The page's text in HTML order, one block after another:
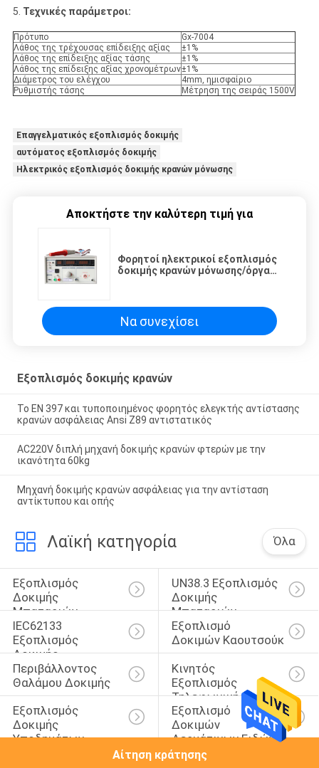
5. Τεχνικές παράμετροι:
Πρότυπο
Gx-7004
Λάθος της τρέχουσας επίδειξης αξίας
±1%
Λάθος της επίδειξης αξίας τάσης
±1%
Λάθος της επίδειξης αξίας χρονομέτρων±1%
Διάμετρος του ελέγχου
4mm, ημισφαίριο
Ρυθμιστής τάσης
Μέτρηση της σειράς 1500V
Επαγγελματικός εξοπλισμός δοκιμής
αυτόματος εξοπλισμός δοκιμής
Ηλεκτρικός εξοπλισμός δοκιμής κρανών μόνωσης
Αποκτήστε την καλύτερη τιμή για
Φορητοί ηλεκτρικοί εξοπλισμός
δοκιμής κρανών μόνωσης/όργανα
Να συνεχίσει
Εξοπλισμός δοκιμής κρανών
Το EN 397 και τυποποιημένος φορητός ελεγκτής αντίστασης
κρανών ασφάλειας Ansi Z89 αντιστατικός
AC220V διπλή μηχανή δοκιμής κρανών φτερών με την
ικανότητα 60kg
Μηχανή δοκιμής κρανών ασφάλειας για την αντίσταση
αντίκτυπου και οπής
Λαϊκή κατηγορία Όλα
Εξοπλισμός
Δοκιμής
Μπαταριών
UN38.3 Εξοπλισμός
Δοκιμής
Μπαταριών
IEC62133
Εξοπλισμός
Δοκιμής
Μπαταριών
Εξοπλισμό
Δοκιμών Καουτσούκ
Περιβάλλοντος
Θαλάμου Δοκιμής
Κινητός
Εξοπλισμός
Τηλεφωνικής
Δοκιμής
Εξοπλισμός
Δοκιμής
Υποδημάτων
Εξοπλισμό
Δοκιμών
Δερμάτινων Ειδών
Αίτηση κράτησης